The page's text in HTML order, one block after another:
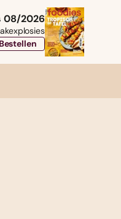
08/2026
Bestellen